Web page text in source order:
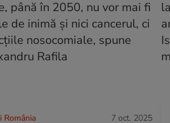
România 7 oct. 2025